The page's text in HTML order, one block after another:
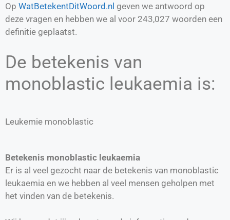
Op WatBetekentDitWoord.nl geven we antwoord op
deze vragen en hebben we al voor 243,027 woorden een
definitie geplaatst.
De betekenis van
monoblastic leukaemia is:
Leukemie monoblastic
Betekenis monoblastic leukaemia
Er is al veel gezocht naar de betekenis van monoblastic
leukaemia en we hebben al veel mensen geholpen met
het vinden van de betekenis.